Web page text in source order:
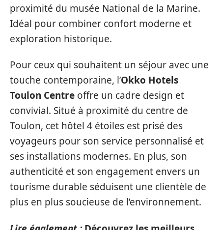
proximité du musée National de la Marine.
Idéal pour combiner confort moderne et
exploration historique.
Pour ceux qui souhaitent un séjour avec une
touche contemporaine, l’Okko Hotels
Toulon Centre offre un cadre design et
convivial. Situé à proximité du centre de
Toulon, cet hôtel 4 étoiles est prisé des
voyageurs pour son service personnalisé et
ses installations modernes. En plus, son
authenticité et son engagement envers un
tourisme durable séduisent une clientèle de
plus en plus soucieuse de l’environnement.